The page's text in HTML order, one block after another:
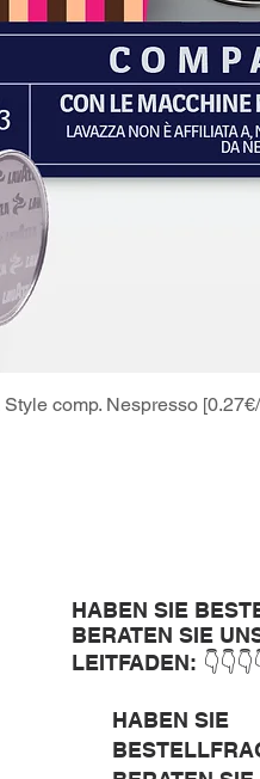
comp. Nespresso
HABEN SIE
BERATEN SIE
LEITFADEN:
HABEN SIE